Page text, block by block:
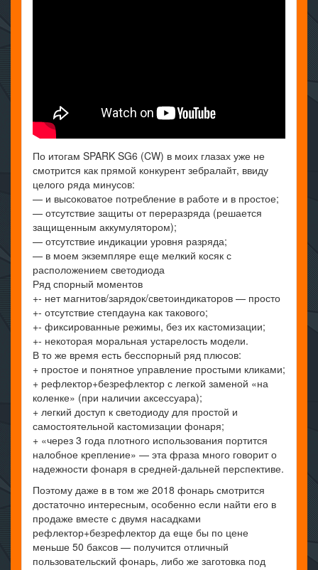
По итогам SPARK SG6 (CW) в моих глазах уже не
смотрится как прямой конкурент зебралайт, ввиду
целого ряда минусов:
— и высоковатое потребление в работе и в простое;
— отсутствие защиты от переразряда (решается
защищенным аккумулятором);
— отсутствие индикации уровня разряда;
— в моем экземпляре еще мелкий косяк с
расположением светодиода
Ряд спорный моментов
+- нет магнитов/зарядок/светоиндикаторов — просто
+- отсутствие степдауна как такового;
+- фиксированные режимы, без их кастомизации;
+- некоторая моральная устарелость модели.
В то же время есть бесспорный ряд плюсов:
+ простое и понятное управление простыми кликами;
+ рефлектор+безрефлектор с легкой заменой «на
коленке» (при наличии аксессуара);
+ легкий доступ к светодиоду для простой и
самостоятельной кастомизации фонаря;
+ «через 3 года плотного использования портится
налобное крепление» — эта фраза много говорит о
надежности фонаря в средней-дальней перспективе.
Поэтому даже в в том же 2018 фонарь смотрится
достаточно интересным, особенно если найти его в
продаже вместе с двумя насадками
рефлектор+безрефлектор да еще бы по цене
меньше 50 баксов — получится отличный
пользовательский фонарь, либо же заготовка под